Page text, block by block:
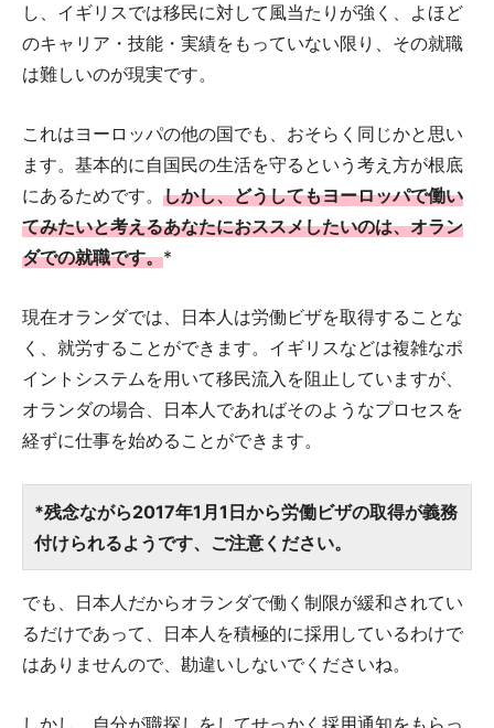
し、イギリスでは移民に対して風当たりが強く、よほど
のキャリア・技能・実績をもっていない限り、その就職
は難しいのが現実です。
これはヨーロッパの他の国でも、おそらく同じかと思い
ます。基本的に自国民の生活を守るという考え方が根底
にあるためです。 しかし、どうしてもヨーロッパで働い
てみたいと考えるあなたにおススメしたいのは、オラン
ダでの就職です。*
現在オランダでは、日本人は労働ビザを取得することな
く、就労することができます。イギリスなどは複雑なポ
イントシステムを用いて移民流入を阻止していますが、
オランダの場合、日本人であればそのようなプロセスを
経ずに仕事を始めることができます。
*残念ながら2017年1月1日から労働ビザの取得が義務
付けられるようです、ご注意ください。
でも、日本人だからオランダで働く制限が緩和されてい
るだけであって、日本人を積極的に採用しているわけで
はありませんので、勘違いしないでくださいね。